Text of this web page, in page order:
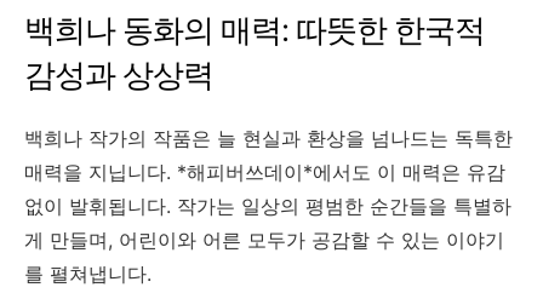
백희나 동화의 매력: 따뜻한 한국적
감성과 상상력
백희나 작가의 작품은 늘 현실과 환상을 넘나드는 독특한
매력을 지닙니다. *해피버쓰데이*에서도 이 매력은 유감
없이 발휘됩니다. 작가는 일상의 평범한 순간들을 특별하
게 만들며, 어린이와 어른 모두가 공감할 수 있는 이야기
를 펼쳐냅니다.